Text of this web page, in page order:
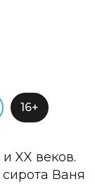
16+
XX веков.
Ваня